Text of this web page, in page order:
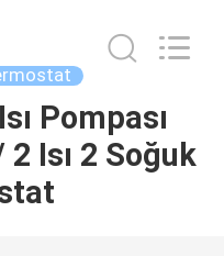
Pompası
Isı 2 Soğuk